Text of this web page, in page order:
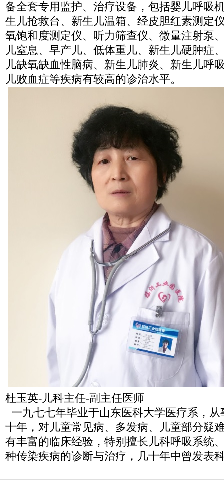
备全套专用监护、治疗设备，包括婴儿呼吸
生儿抢救台、新生儿温箱、经皮胆红素测定
氧饱和度测定仪、听力筛查仪、微量注射泵
儿窒息、早产儿、低体重儿、新生儿硬肿症
儿缺氧缺血性脑病、新生儿肺炎、新生儿呼
儿败血症等疾病有较高的诊治水平。
杜玉英-儿科主任-副主任医师
一九七七年毕业于山东医科大学医疗系，
十年，对儿童常见病、多发病、儿童部分疑
有丰富的临床经验，特别擅长儿科呼吸系统
种传染疾病的诊断与治疗，几十年中曾发表